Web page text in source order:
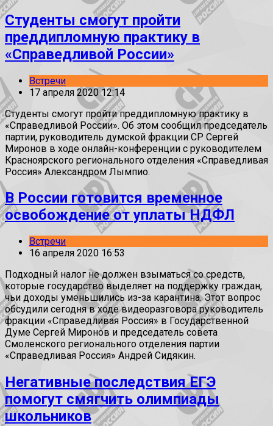
Студенты смогут пройти
преддипломную практику в
«Справедливой России»
Встречи
17 апреля 2020 12:14
Студенты смогут пройти преддипломную практику в
«Справедливой России». Об этом сообщил председатель
партии, руководитель думской фракции СР Сергей
Миронов в ходе онлайн-конференции с руководителем
Красноярского регионального отделения «Справедливая
Россия» Александром Лымпио.
В России готовится временное
освобождение от уплаты НДФЛ
Встречи
16 апреля 2020 16:53
Подходный налог не должен взыматься со средств,
которые государство выделяет на поддержку граждан,
чьи доходы уменьшились из-за карантина. Этот вопрос
обсудили сегодня в ходе видеоразговора руководитель
фракции «Справедливая Россия» в Государственной
Думе Сергей Миронов и председатель совета
Смоленского регионального отделения партии
«Справедливая Россия» Андрей Сидякин.
Негативные последствия ЕГЭ
помогут смягчить олимпиады
школьников